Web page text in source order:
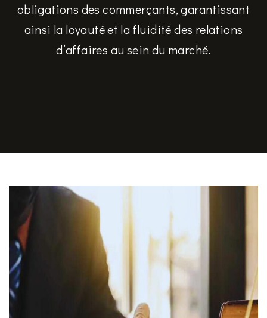
obligations des commerçants, garantissant
ainsi la loyauté et la fluidité des relations
d’affaires au sein du marché.